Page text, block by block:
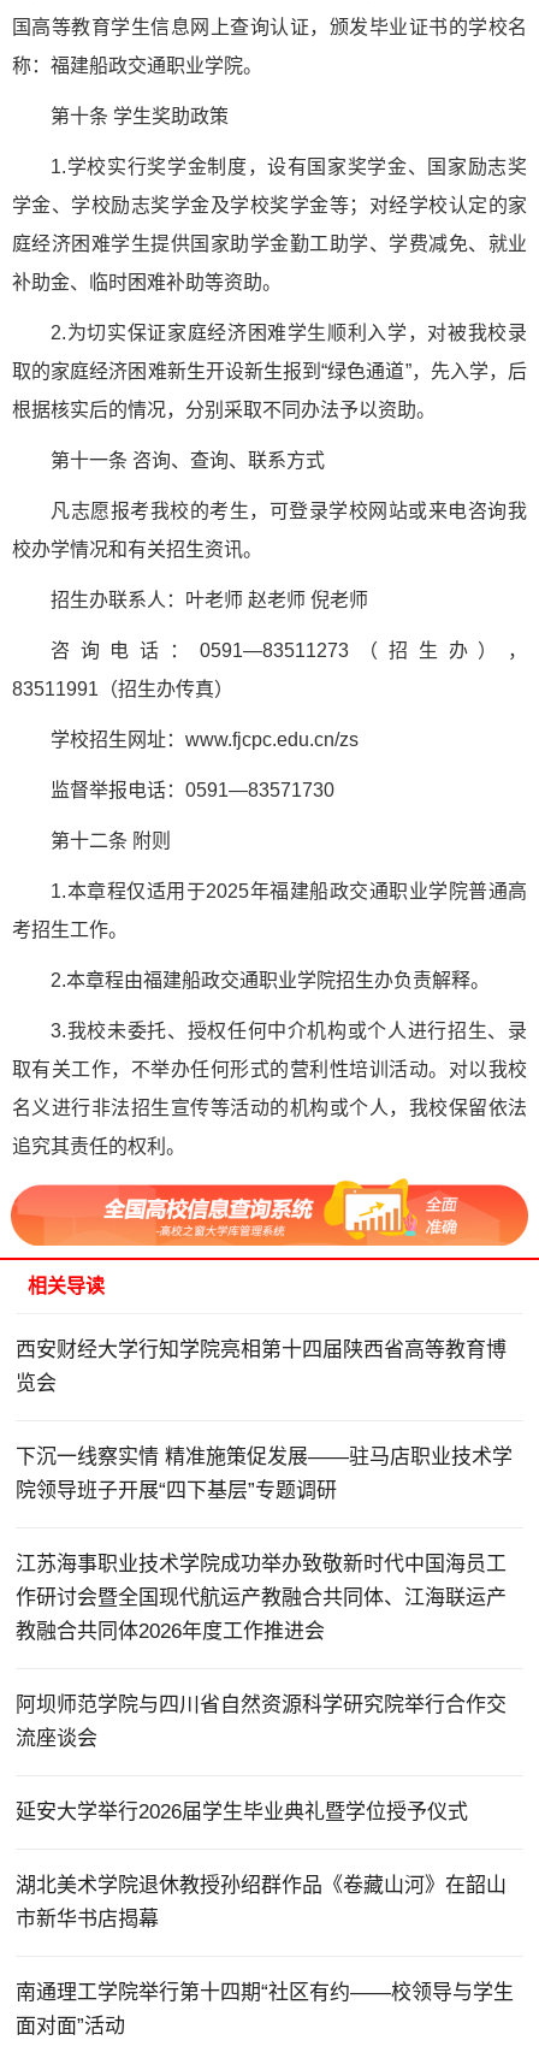
国高等教育学生信息网上查询认证，颁发毕业证书的学校名
称：福建船政交通职业学院。
第十条 学生奖助政策
1.学校实行奖学金制度，设有国家奖学金、国家励志奖
学金、学校励志奖学金及学校奖学金等；对经学校认定的家
庭经济困难学生提供国家助学金勤工助学、学费减免、就业
补助金、临时困难补助等资助。
2.为切实保证家庭经济困难学生顺利入学，对被我校录
取的家庭经济困难新生开设新生报到“绿色通道”，先入学，后
根据核实后的情况，分别采取不同办法予以资助。
第十一条 咨询、查询、联系方式
凡志愿报考我校的考生，可登录学校网站或来电咨询我
校办学情况和有关招生资讯。
招生办联系人：叶老师 赵老师 倪老师
咨询电话：0591—83511273（招生办），
83511991（招生办传真）
学校招生网址：www.fjcpc.edu.cn/zs
监督举报电话：0591—83571730
第十二条 附则
1.本章程仅适用于2025年福建船政交通职业学院普通高
考招生工作。
2.本章程由福建船政交通职业学院招生办负责解释。
3.我校未委托、授权任何中介机构或个人进行招生、录
取有关工作，不举办任何形式的营利性培训活动。对以我校
名义进行非法招生宣传等活动的机构或个人，我校保留依法
追究其责任的权利。
相关导读
西安财经大学行知学院亮相第十四届陕西省高等教育博
览会
下沉一线察实情 精准施策促发展——驻马店职业技术学
院领导班子开展“四下基层”专题调研
江苏海事职业技术学院成功举办致敬新时代中国海员工
作研讨会暨全国现代航运产教融合共同体、江海联运产
教融合共同体2026年度工作推进会
阿坝师范学院与四川省自然资源科学研究院举行合作交
流座谈会
延安大学举行2026届学生毕业典礼暨学位授予仪式
湖北美术学院退休教授孙绍群作品《卷藏山河》在韶山
市新华书店揭幕
南通理工学院举行第十四期“社区有约——校领导与学生
面对面”活动